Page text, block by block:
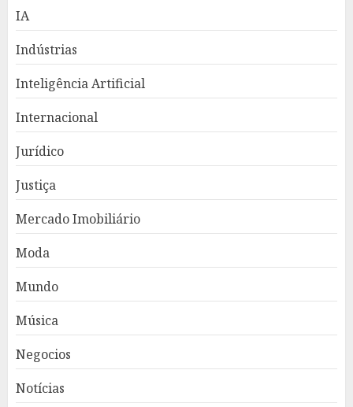
IA
Indústrias
Inteligência Artificial
Internacional
Jurídico
Justiça
Mercado Imobiliário
Moda
Mundo
Música
Negocios
Notícias